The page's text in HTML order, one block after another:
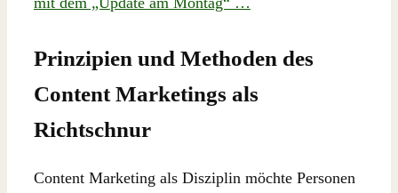
Prinzipien und Methoden des
Content Marketings als
Richtschnur
Content Marketing als Disziplin möchte Personen